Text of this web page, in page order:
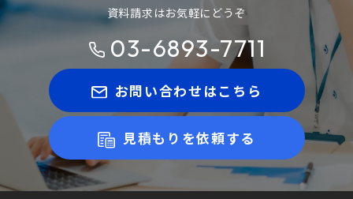
資料請求はお気軽にどうぞ
03-6893-7711
お問い合わせはこちら
見積もりを依頼する